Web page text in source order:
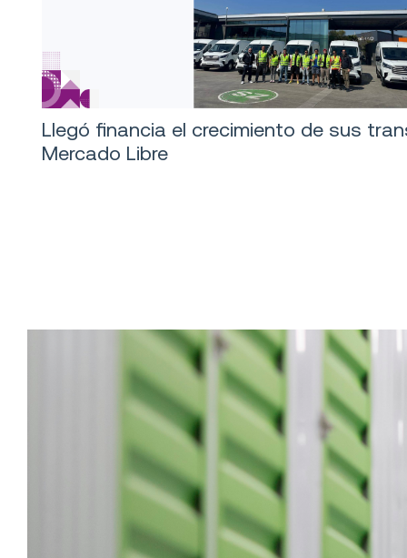
Llegó financia el crecimiento de sus
Mercado Libre